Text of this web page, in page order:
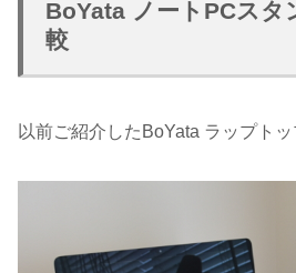
BoYata ノートPCスタ
較
以前ご紹介したBoYata ラップトッ